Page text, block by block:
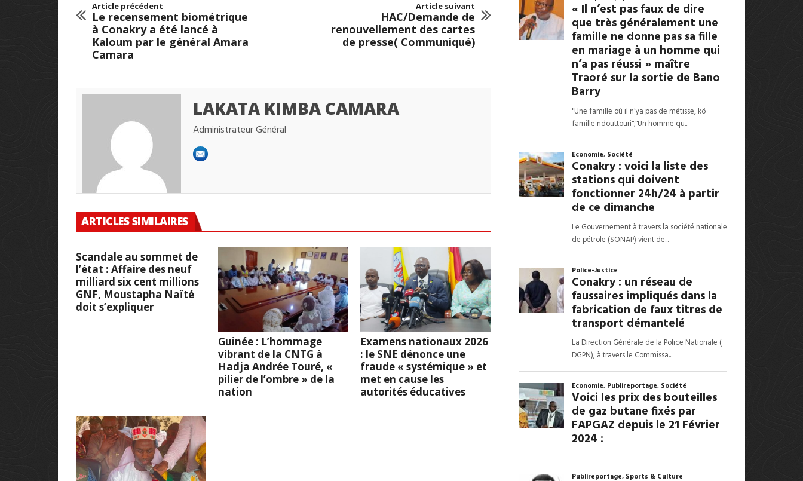
Article précédent
Le recensement biométrique
à Conakry a été lancé à
Kaloum par le général Amara
Camara
Article suivant
HAC/Demande de
renouvellement des cartes
de presse( Communiqué)
LAKATA KIMBA CAMARA
Administrateur Général
ARTICLES SIMILAIRES
Scandale au sommet de
l’état : Affaire des neuf
milliard six cent millions
GNF, Moustapha Naïté
doit s’expliquer
Guinée : L’hommage
vibrant de la CNTG à
Hadja Andrée Touré, «
pilier de l’ombre » de la
nation
Examens nationaux 2026
: le SNE dénonce une
fraude « systémique » et
met en cause les
autorités éducatives